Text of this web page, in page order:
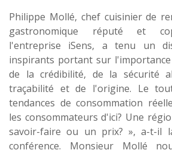
Philippe Mollé, chef cuisinier de
gastronomique réputé et
l'entreprise iSens, a tenu un
inspirants portant sur
de la crédibilité, de la sécurité
traçabilité et de l'origine. Le
tendances de consommation
les consommateurs d'ici? Une
savoir-faire ou un prix? », a-t-il
conférence. Monsieur Mollé